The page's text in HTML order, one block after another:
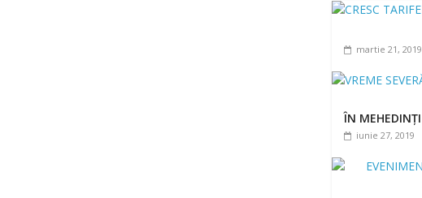
martie 21, 2019
ÎN MEHEDINȚI
iunie 27, 2019